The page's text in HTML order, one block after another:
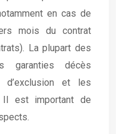
en cas de
mois du contrat
La plupart des
garanties décès
et les
Il est important de